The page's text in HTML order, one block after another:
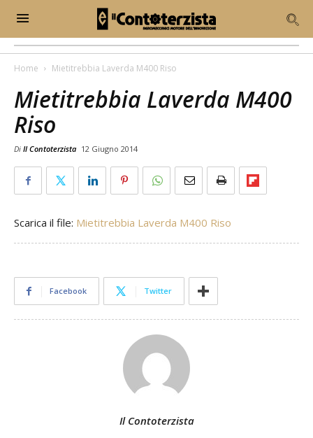
Home Mietitrebbia Laverda M400 Riso
Mietitrebbia Laverda M400
Riso
Di Il Contoterzista 12 Giugno 2014
Scarica il file: Mietitrebbia Laverda M400 Riso
Facebook Twitter
Il Contoterzista